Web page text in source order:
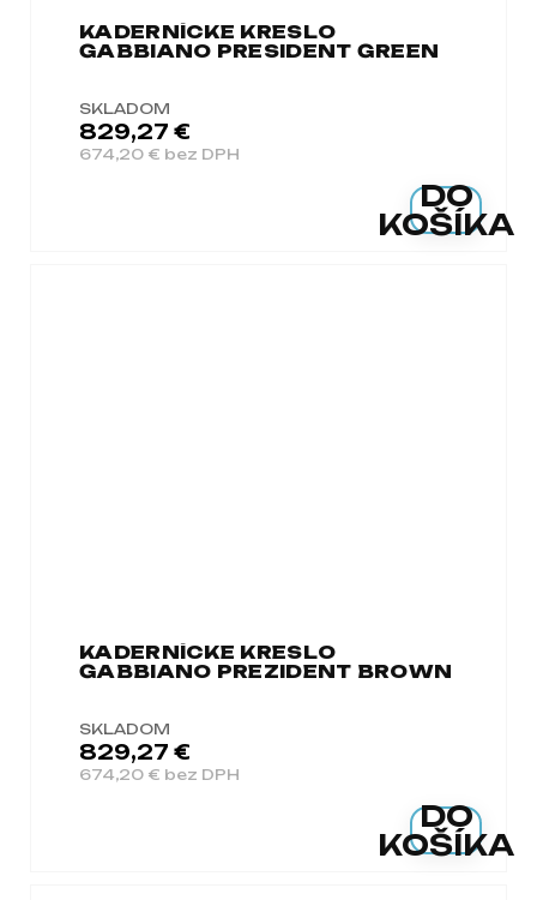
KADERNÍCKE KRESLO
GABBIANO PRESIDENT GREEN
SKLADOM
674,20 € bez DPH
829,27 €
DO
KOŠÍKA
KADERNÍCKE KRESLO
GABBIANO PREZIDENT BROWN
SKLADOM
674,20 € bez DPH
829,27 €
DO
KOŠÍKA